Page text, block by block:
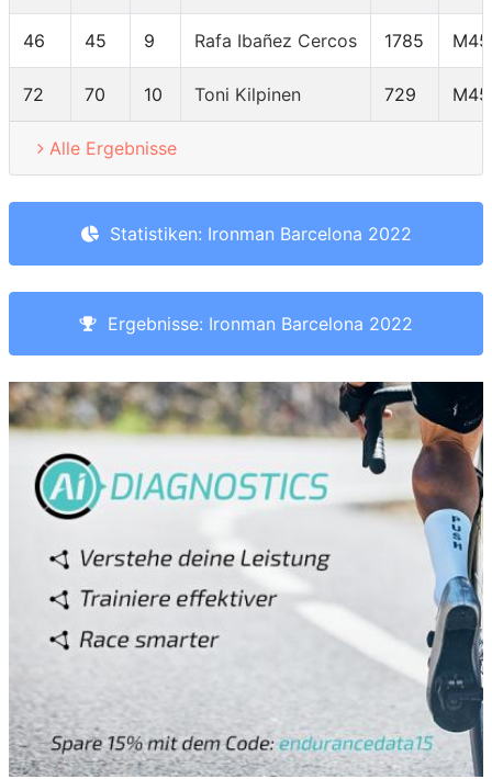
46 45 9 Rafa Ibañez Cercos 1785
72 70 10 Toni Kilpinen 729
Alle Ergebnisse
Statistiken: Ironman Barcelona 2022
Ergebnisse: Ironman Barcelona 2022